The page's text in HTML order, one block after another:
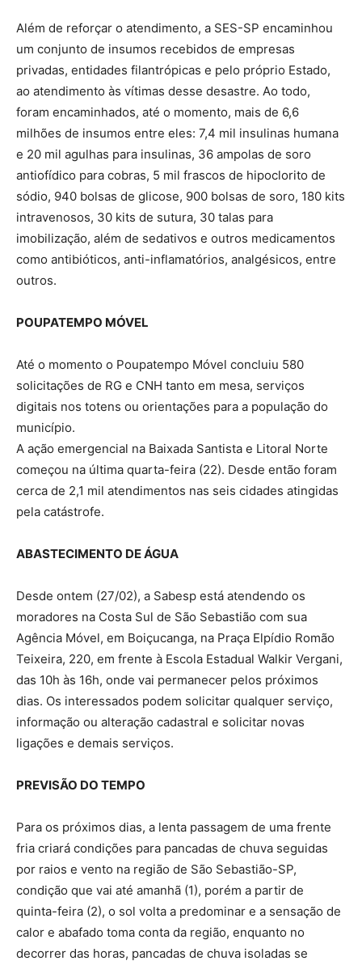
Além de reforçar o atendimento, a SES-SP encaminhou
um conjunto de insumos recebidos de empresas
privadas, entidades filantrópicas e pelo próprio Estado,
ao atendimento às vítimas desse desastre. Ao todo,
foram encaminhados, até o momento, mais de 6,6
milhões de insumos entre eles: 7,4 mil insulinas humana
e 20 mil agulhas para insulinas, 36 ampolas de soro
antiofídico para cobras, 5 mil frascos de hipoclorito de
sódio, 940 bolsas de glicose, 900 bolsas de soro, 180 kits
intravenosos, 30 kits de sutura, 30 talas para
imobilização, além de sedativos e outros medicamentos
como antibióticos, anti-inflamatórios, analgésicos, entre
outros.
POUPATEMPO MÓVEL
Até o momento o Poupatempo Móvel concluiu 580
solicitações de RG e CNH tanto em mesa, serviços
digitais nos totens ou orientações para a população do
município.
A ação emergencial na Baixada Santista e Litoral Norte
começou na última quarta-feira (22). Desde então foram
cerca de 2,1 mil atendimentos nas seis cidades atingidas
pela catástrofe.
ABASTECIMENTO DE ÁGUA
Desde ontem (27/02), a Sabesp está atendendo os
moradores na Costa Sul de São Sebastião com sua
Agência Móvel, em Boiçucanga, na Praça Elpídio Romão
Teixeira, 220, em frente à Escola Estadual Walkir Vergani,
das 10h às 16h, onde vai permanecer pelos próximos
dias. Os interessados podem solicitar qualquer serviço,
informação ou alteração cadastral e solicitar novas
ligações e demais serviços.
PREVISÃO DO TEMPO
Para os próximos dias, a lenta passagem de uma frente
fria criará condições para pancadas de chuva seguidas
por raios e vento na região de São Sebastião-SP,
condição que vai até amanhã (1), porém a partir de
quinta-feira (2), o sol volta a predominar e a sensação de
calor e abafado toma conta da região, enquanto no
decorrer das horas, pancadas de chuva isoladas se